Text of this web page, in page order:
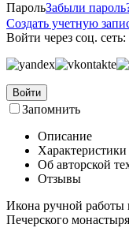
ПарольЗабыли
Создать учетную
Войти через соц. сеть:
Войти
Запомнить
Описание
Характеристики
Об авторской
Отзывы
Икона ручной работы
Печерского